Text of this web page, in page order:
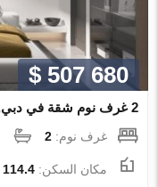
$ 507 680
2 غرف نوم شقة في دبي, الإمارات العربية المتحدة رقم 92076
غرف نوم:2
مكان السكن:114.4 م